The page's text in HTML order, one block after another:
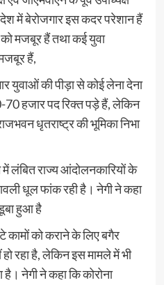
में बेरोजगार इस कदर परेशान हैं
मजबूर हैं तथा कई युवा
हैं,
युवाओं की पीड़ा से कोई लेना देना
70 हजार पद रिक्त पड़े हैं, लेकिन
धृतराष्ट्र की भूमिका निभा
में लंबित राज्य आंदोलनकारियों के
धूल फांक रही है। नेगी ने कहा
हुआ है
को कराने के लिए बगैर
रहा है, लेकिन इस मामले में भी
नेगी ने कहा कि कोरोना